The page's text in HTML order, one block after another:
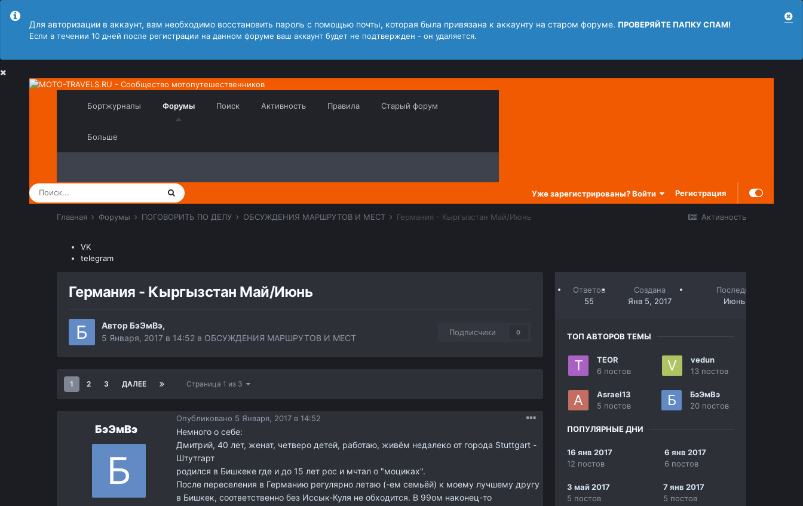
Для авторизации в аккаунт, вам необходимо восстановить пароль с помощью почты, которая была привязана к аккаунту на старом форуме. ПРОВЕРЯЙТЕ ПАПКУ СПАМ!
Если в течении 10 дней после регистрации на данном форуме ваш аккаунт будет не подтвержден - он удаляется.
Бортжурналы Форумы Поиск Активность Правила Старый форум
Больше
Уже зарегистрированы? Войти Регистрация
Активность
Главная Форумы ПОГОВОРИТЬ ПО ДЕЛУ ОБСУЖДЕНИЯ МАРШРУТОВ И МЕСТ Германия - Кыргызстан Май/Июнь
VK
telegram
Германия - Кыргызстан Май/Июнь
Автор БэЭмВэ,
5 Января, 2017 в 14:52в ОБСУЖДЕНИЯ МАРШРУТОВ И МЕСТ
Подписчики 0
1 2 3 ДАЛЕЕ Страница 1 из 3
БэЭмВэ
Опубликовано 5 Января, 2017 в 14:52
Немного о себе:
Дмитрий, 40 лет, женат, четверо детей, работаю, живём недалеко от города Stuttgart -
Штутгарт
родился в Бишкеке где и до 15 лет рос и мчтал о "моциках".
После переселения в Германию регулярно летаю (-ем семьёй) к моему лучшему другу
в Бишкек, соответственно без Иссык-Куля не обходится. В 99ом наконец-то
Ответов
55
Создана
Янв 5, 2017
Последний ответ
Июнь 11, 2017
ТОП АВТОРОВ ТЕМЫ
TEOR
6 постов
vedun
13 постов
Asrael13
5 постов
БэЭмВэ
20 постов
ПОПУЛЯРНЫЕ ДНИ
16 янв 2017
12 постов
6 янв 2017
6 постов
3 май 2017
5 постов
7 янв 2017
5 постов